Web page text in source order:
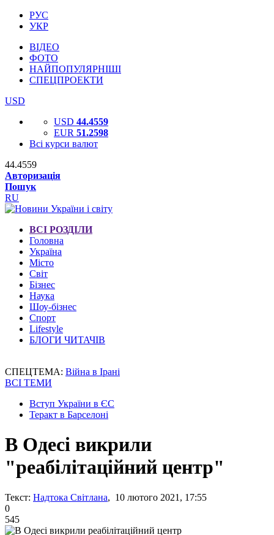
РУС
УКР
ВІДЕО
ФОТО
НАЙПОПУЛЯРНІШІ
СПЕЦПРОЕКТИ
USD
USD 44.4559
EUR 51.2598
Всі курси валют
44.4559
Авторизація
Пошук
RU
ВСІ РОЗДІЛИ
Головна
Україна
Місто
Світ
Бізнес
Наука
Шоу-бізнес
Спорт
Lifestyle
БЛОГИ ЧИТАЧІВ
СПЕЦТЕМА: Війна в Ірані
ВСІ ТЕМИ
Вступ України в ЄС
Теракт в Барселоні
В Одесі викрили
"реабілітаційний центр"
Текст: Надтока Світлана, 10 лютого 2021, 17:55
0
545